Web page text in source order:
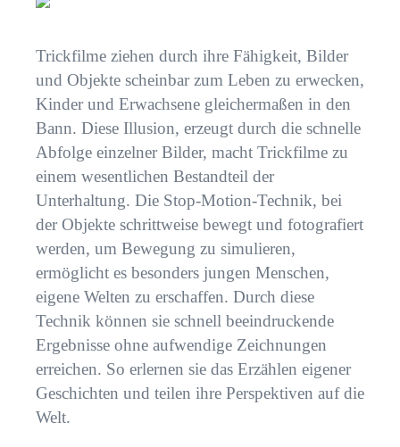
Trickfilme ziehen durch ihre Fähigkeit, Bilder
und Objekte scheinbar zum Leben zu erwecken,
Kinder und Erwachsene gleichermaßen in den
Bann. Diese Illusion, erzeugt durch die schnelle
Abfolge einzelner Bilder, macht Trickfilme zu
einem wesentlichen Bestandteil der
Unterhaltung. Die Stop-Motion-Technik, bei
der Objekte schrittweise bewegt und fotografiert
werden, um Bewegung zu simulieren,
ermöglicht es besonders jungen Menschen,
eigene Welten zu erschaffen. Durch diese
Technik können sie schnell beeindruckende
Ergebnisse ohne aufwendige Zeichnungen
erreichen. So erlernen sie das Erzählen eigener
Geschichten und teilen ihre Perspektiven auf die
Welt.